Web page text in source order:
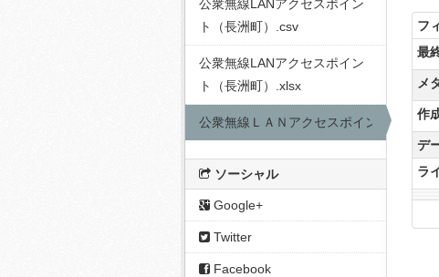
フ
最
メ
作
デ
ラ
公衆無線LANアクセスポイン
ト（長洲町）.csv
公衆無線LANアクセスポイン
ト（長洲町）.xlsx
公衆無線ＬＡＮアクセスポイント一覧（長
ソーシャル
Google+
Twitter
Facebook